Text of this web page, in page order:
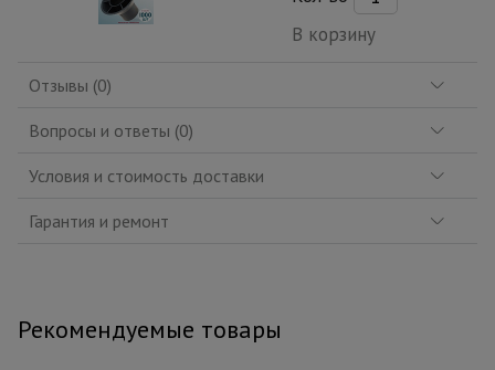
В корзину
Отзывы (0)
Вопросы и ответы (0)
Условия и стоимость доставки
Гарантия и ремонт
Рекомендуемые товары